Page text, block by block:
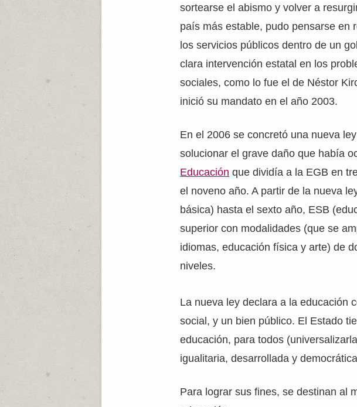
sortearse el abismo y volver a
país más estable, pudo pensarse en
los servicios públicos dentro de un
clara intervención estatal en los
sociales, como lo fue el de Néstor
inició su mandato en el año 2003.
En el 2006 se concretó una nueva
solucionar el grave daño que había
Educación que dividía a la EGB en
el noveno año. A partir de la nueva
básica) hasta el sexto año, ESB
superior con modalidades (que se
idiomas, educación física y arte) de
niveles.
La nueva ley declara a la educación
social, y un bien público. El Estado
educación, para todos
igualitaria, desarrollada y
Para lograr sus fines, se destinan al